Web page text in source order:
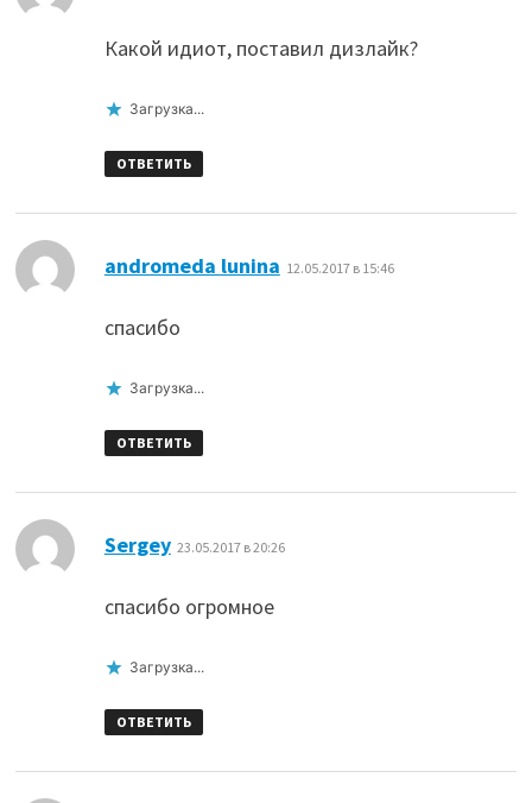
Какой идиот, поставил дизлайк?
Загрузка...
ОТВЕТИТЬ
andromeda lunina 12.05.2017 в 15:46
спасибо
Загрузка...
ОТВЕТИТЬ
Sergey: 23.05.2017 в 20:26
спасибо огромное
Загрузка...
ОТВЕТИТЬ